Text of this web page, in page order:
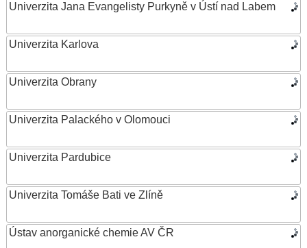
Univerzita Jana Evangelisty Purkyně v Ústí nad Labem
Univerzita Karlova
Univerzita Obrany
Univerzita Palackého v Olomouci
Univerzita Pardubice
Univerzita Tomáše Bati ve Zlíně
Ústav anorganické chemie AV ČR